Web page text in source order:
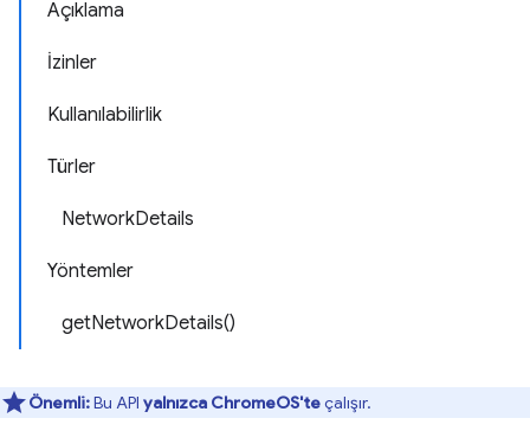
Açıklama
İzinler
Kullanılabilirlik
Türler
NetworkDetails
Yöntemler
getNetworkDetails()
Önemli:Bu API yalnızca ChromeOS'teçalışır.